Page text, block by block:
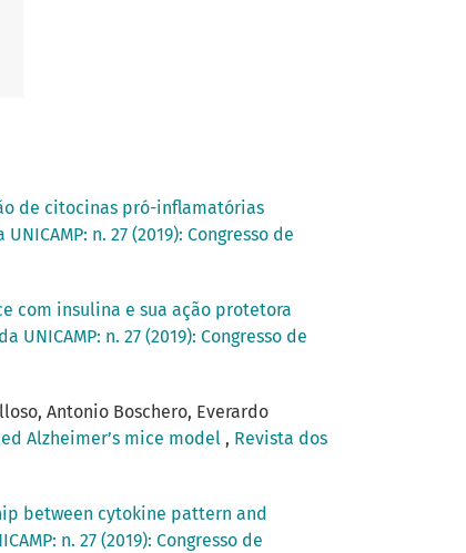
de citocinas pró-inflamatórias
n. 27 (2019): Congresso de
com insulina e sua ação protetora
n. 27 (2019): Congresso de
Antonio Boschero, Everardo
Alzheimer’s mice model , Revista dos
between cytokine pattern and
n. 27 (2019): Congresso de